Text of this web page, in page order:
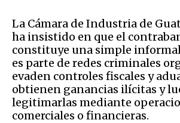
La Cámara de Industria de
ha insistido en que el
constituye una simple
es parte de redes criminales
evaden controles fiscales y
obtienen ganancias ilícitas y
legitimarlas mediante
comerciales o financieras.